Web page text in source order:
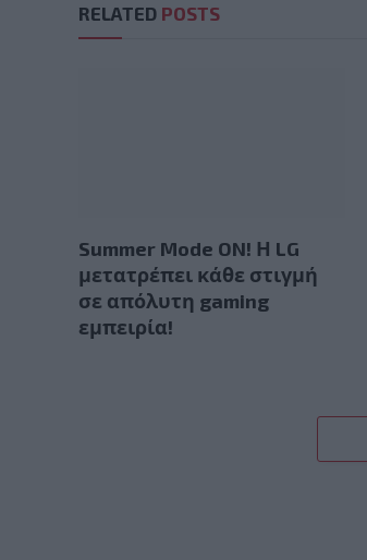
RELATED POSTS
Summer Mode ON! Η LG
μετατρέπει κάθε στιγμή
σε απόλυτη gaming
εμπειρία!